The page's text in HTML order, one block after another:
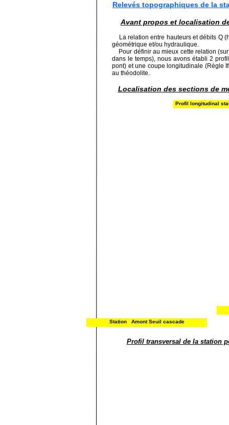
Localisation des sections de
Relevés topographiques de la
Avant propos et localisation
La relation entre hauteurs et débits Q
géométrique et/ou hydraulique.
Pour définir au mieux cette relation
dans le temps), nous avons établi 2
pont) et une coupe longitudinale (Règle
au théodolite.
Profil longitudinal
Station Amont Seuil cascade
Profil transversal de la station